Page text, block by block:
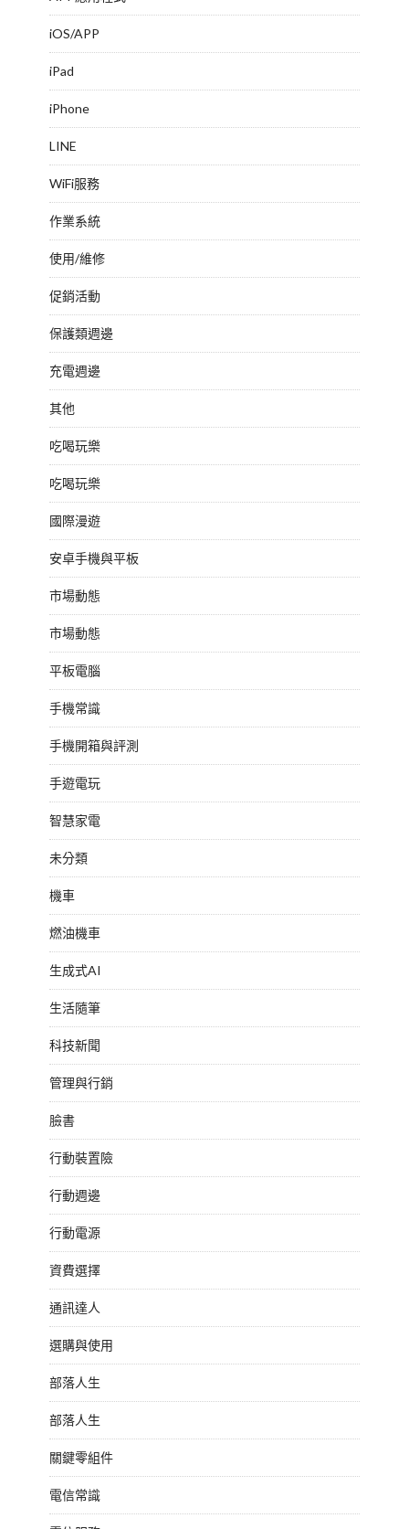
iOS/APP
iPad
iPhone
LINE
WiFi服務
作業系統
使用/維修
促銷活動
保護類週邊
充電週邊
其他
吃喝玩樂
吃喝玩樂
國際漫遊
安卓手機與平板
市場動態
市場動態
平板電腦
手機常識
手機開箱與評測
手遊電玩
智慧家電
未分類
機車
燃油機車
生成式AI
生活隨筆
科技新聞
管理與行銷
臉書
行動裝置險
行動週邊
行動電源
資費選擇
通訊達人
選購與使用
部落人生
部落人生
關鍵零組件
電信常識